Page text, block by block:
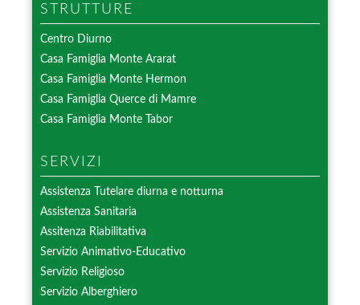
STRUTTURE
Centro Diurno
Casa Famiglia Monte Ararat
Casa Famiglia Monte Hermon
Casa Famiglia Querce di Mamre
Casa Famiglia Monte Tabor
SERVIZI
Assistenza Tutelare diurna e notturna
Assistenza Sanitaria
Assitenza Riabilitativa
Servizio Animativo-Educativo
Servizio Religioso
Servizio Alberghiero